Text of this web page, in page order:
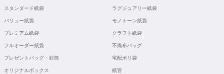
スタンダード紙袋 ラグジュアリー紙袋
バリュー紙袋 モノトーン紙袋
プレミアム紙袋 クラフト紙袋
フルオーダー紙袋 不織布バッグ
プレゼントバッグ・封筒 宅配ポリ袋
オリジナルボックス 紙管